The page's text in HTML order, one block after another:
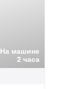
На машине
2 часа